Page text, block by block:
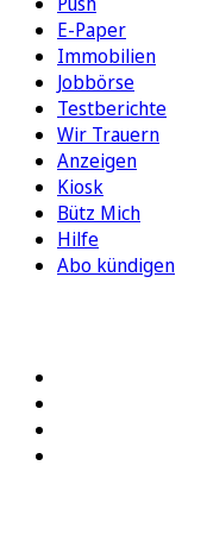
E-Paper
Immobilien
Jobbörse
Testberichte
Wir Trauern
Anzeigen
Kiosk
Bütz Mich
Hilfe
Abo kündigen